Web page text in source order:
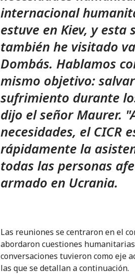
internacional
estuve en Kiev, y esta
también he visitado
Dombás. Hablamos
mismo objetivo:
sufrimiento durante
dijo el señor Maurer.
necesidades, el CICR
rápidamente la
todas las personas
armado en Ucrania.
Las reuniones se centraron en el
abordaron cuestiones
conversaciones tuvieron como eje
las que se detallan a continuación.